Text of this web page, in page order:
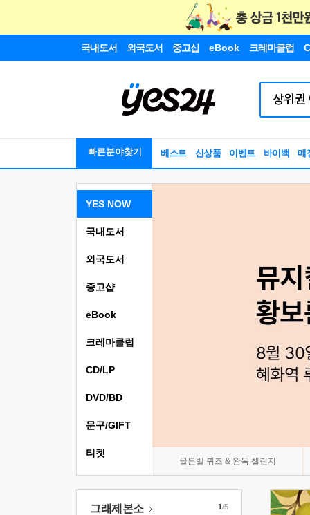
국내도서 외국도서 중고샵 eBook 크레마클럽
빠른분야찾기 베스트 신상품 이벤트 바이백 매
YES NOW
골든벨 퀴즈 & 완독 챌린지
국내도서
외국도서
중고샵
eBook
크레마클럽
CD/LP
DVD/BD
문구/GIFT
티켓
그래제본소 1/5